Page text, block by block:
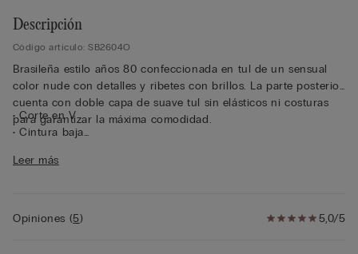
Descripción
Código artículo: SB2604O
Brasileña estilo años 80 confeccionada en tul de un sensual
color nude con detalles y ribetes con brillos. La parte posterior
cuenta con doble capa de suave tul sin elásticos ni costuras
para garantizar la máxima comodidad.
• Corte en V
• Cintura baja
• Forro interior 100 % algodón
Leer más
5,0/5
Opiniones (5)